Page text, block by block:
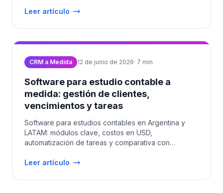
Leer artículo
CRM a Medida 12 de junio de 2026· 7 min
Software para estudio contable a
medida: gestión de clientes,
vencimientos y tareas
Software para estudios contables en Argentina y
LATAM: módulos clave, costos en USD,
automatización de tareas y comparativa con
Leer artículo